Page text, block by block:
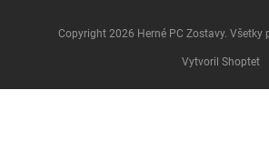
Vytvoril Shoptet
Copyright 2026 Herné PC Zostavy. Všetky